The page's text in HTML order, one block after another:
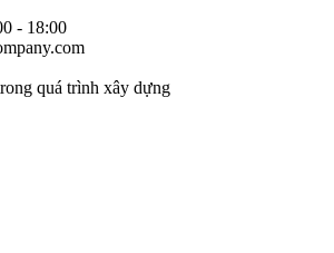
- 18:00
quá trình xây dựng